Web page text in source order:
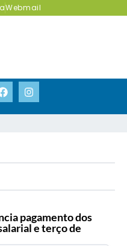
Webmail
pagamento dos
e terço de